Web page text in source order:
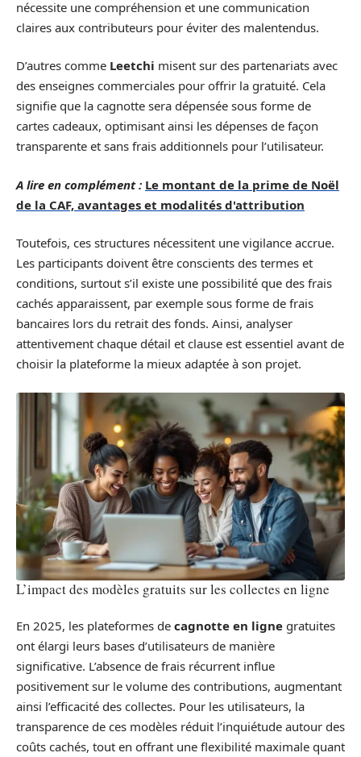
nécessite une compréhension et une communication
claires aux contributeurs pour éviter des malentendus.
D’autres comme Leetchi misent sur des partenariats avec
des enseignes commerciales pour offrir la gratuité. Cela
signifie que la cagnotte sera dépensée sous forme de
cartes cadeaux, optimisant ainsi les dépenses de façon
transparente et sans frais additionnels pour l’utilisateur.
A lire en complément : Le montant de la prime de Noël
de la CAF, avantages et modalités d'attribution
Toutefois, ces structures nécessitent une vigilance accrue.
Les participants doivent être conscients des termes et
conditions, surtout s’il existe une possibilité que des frais
cachés apparaissent, par exemple sous forme de frais
bancaires lors du retrait des fonds. Ainsi, analyser
attentivement chaque détail et clause est essentiel avant de
choisir la plateforme la mieux adaptée à son projet.
L’impact des modèles gratuits sur les collectes en ligne
En 2025, les plateformes de cagnotte en ligne gratuites
ont élargi leurs bases d’utilisateurs de manière
significative. L’absence de frais récurrent influe
positivement sur le volume des contributions, augmentant
ainsi l’efficacité des collectes. Pour les utilisateurs, la
transparence de ces modèles réduit l’inquiétude autour des
coûts cachés, tout en offrant une flexibilité maximale quant